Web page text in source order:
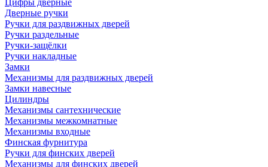
Цифры дверные
Дверные ручки
Ручки для раздвижных дверей
Ручки раздельные
Ручки-защёлки
Ручки накладные
Замки
Механизмы для раздвижных дверей
Замки навесные
Цилиндры
Механизмы сантехнические
Механизмы межкомнатные
Механизмы входные
Финская фурнитура
Ручки для финских дверей
Механизмы для финских дверей